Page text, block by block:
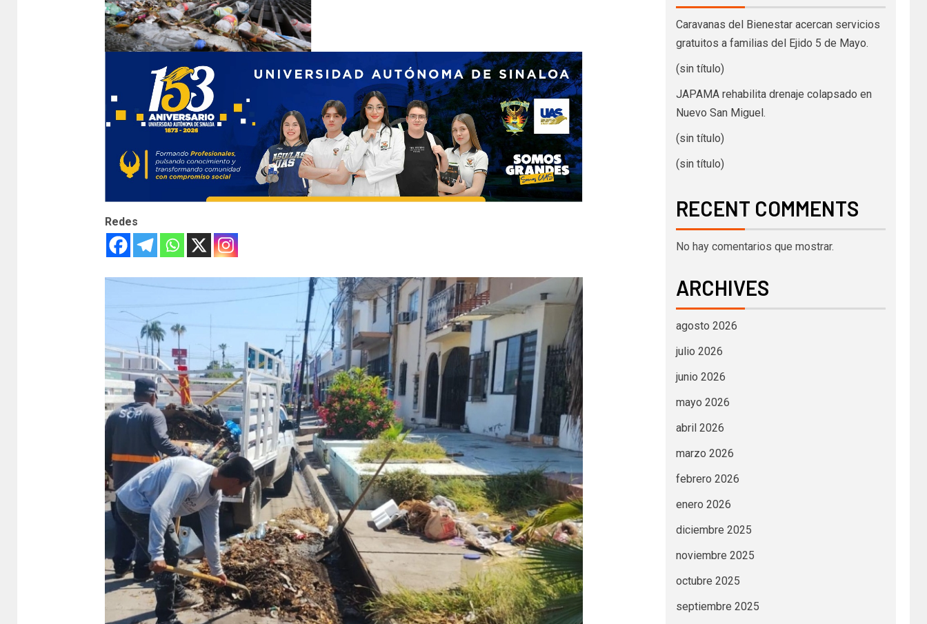
Redes
Caravanas del Bienestar acercan servicios
gratuitos a familias del Ejido 5 de Mayo.
(sin título)
JAPAMA rehabilita drenaje colapsado en
Nuevo San Miguel.
(sin título)
(sin título)
RECENT COMMENTS
No hay comentarios que mostrar.
ARCHIVES
agosto 2026
julio 2026
junio 2026
mayo 2026
abril 2026
marzo 2026
febrero 2026
enero 2026
diciembre 2025
noviembre 2025
octubre 2025
septiembre 2025